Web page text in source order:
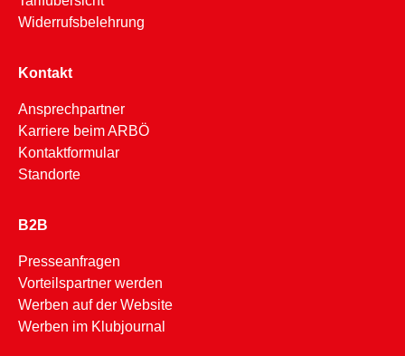
Widerrufsbelehrung
Kontakt
Ansprechpartner
Karriere beim ARBÖ
Kontaktformular
Standorte
B2B
Presseanfragen
Vorteilspartner werden
Werben auf der Website
Werben im Klubjournal